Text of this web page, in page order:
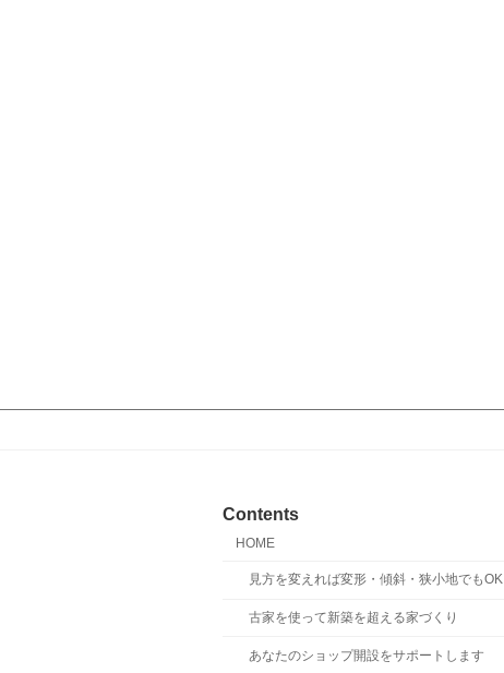
Contents
HOME
見方を変えれば変形・傾斜・狭小地でもOK
古家を使って新築を超える家づくり
あなたのショップ開設をサポートします